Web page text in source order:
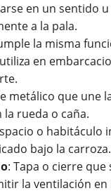
en un sentido
a la pala.
la misma
en
metálico que une
rueda o caña.
o habitáculo
bajo la carroza.
: Tapa o cierre que
la ventilación en